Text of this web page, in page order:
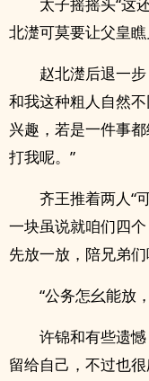
北濋可莫要让父皇
赵北濋后退一
和我这种粗人自然
兴趣，若是一件事
打我呢。”
齐王推着两人“
一块虽说就咱们四
先放一放，陪兄弟们
“公务怎幺能放
许锦和有些遗
留给自己，不过也